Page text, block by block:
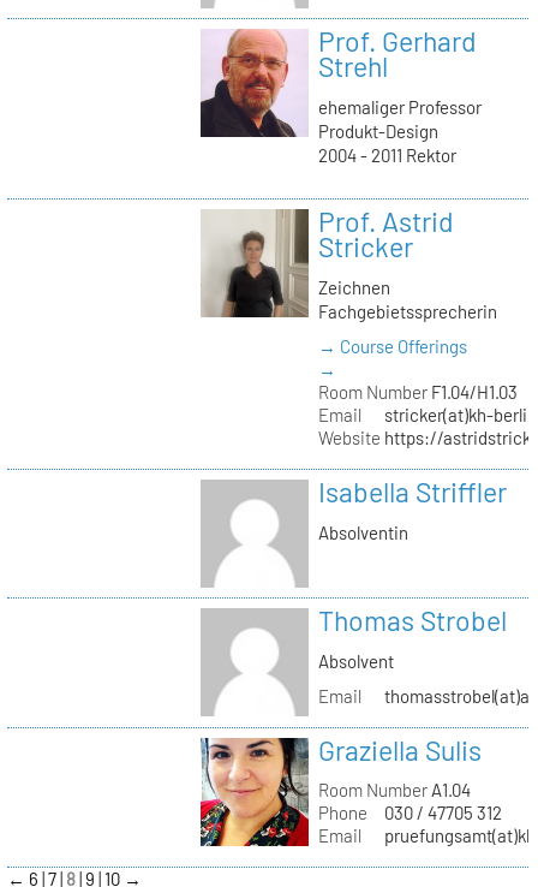
Prof. Gerhard
Strehl
ehemaliger Professor
Produkt-Design
2004 - 2011 Rektor
Prof. Astrid
Stricker
Zeichnen
Fachgebietssprecherin
→ Course Offerings
→
Room NumberF1.04/H1.03
Email
stricker(at)kh-
Website https://
Isabella Striffler
Absolventin
Thomas Strobel
Absolvent
Email
Graziella Sulis
Room NumberA1.04
Phone
030 / 47705 312
Email
← 6 7 8 9 10 →